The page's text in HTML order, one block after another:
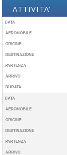
ATTIVITA'
DATA
AEROMOBILE
ORIGINE
DESTINAZIONE
PARTENZA
ARRIVO
DURATA
DATA
AEROMOBILE
ORIGINE
DESTINAZIONE
PARTENZA
ARRIVO